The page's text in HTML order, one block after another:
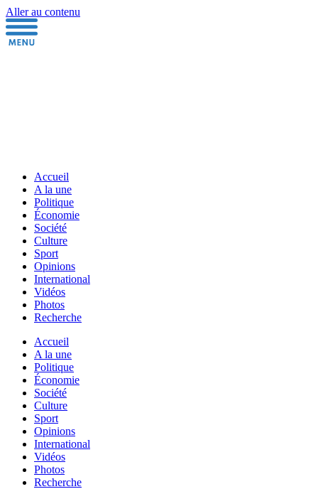
Aller au contenu
Accueil
A la une
Politique
Économie
Société
Culture
Sport
Opinions
International
Vidéos
Photos
Recherche
Accueil
A la une
Politique
Économie
Société
Culture
Sport
Opinions
International
Vidéos
Photos
Recherche